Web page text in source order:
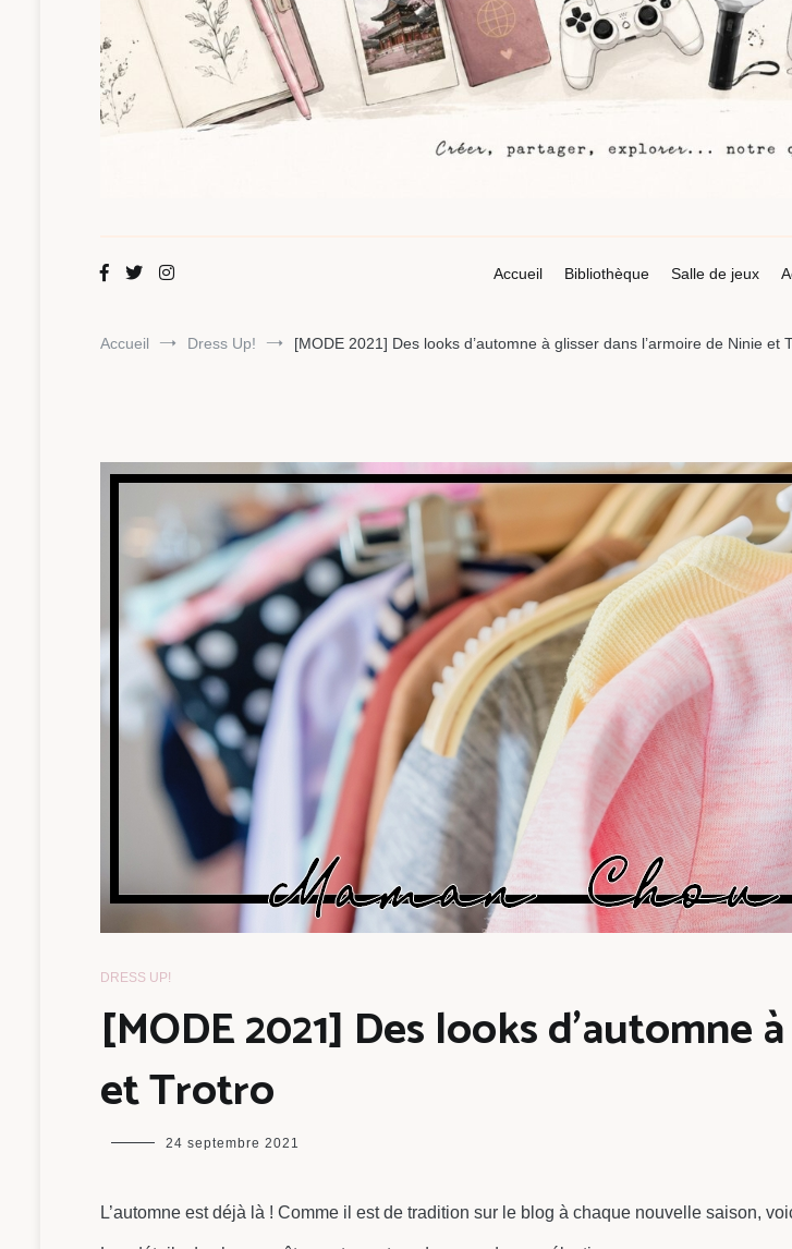
Maman Chou
Accueil
Bibliothèque Salle de jeux
Accueil Dress Up! [MODE 2021] Des looks d’automne à glisser dans l’armoire de Ninie et
DRESS UP!
[MODE 2021] Des looks d’automne
et Trotro
maman
24 septembre 2021
L’automne est déjà là ! Comme il est de tradition sur le blog à chaque nouvelle saison,